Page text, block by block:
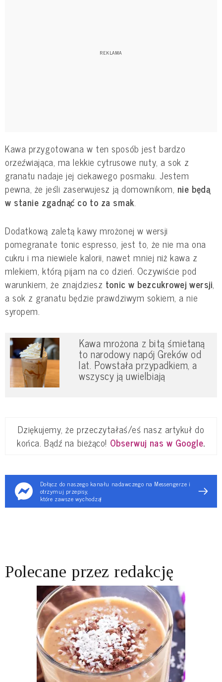
Kawa przygotowana w ten sposób jest bardzo
orzeźwiająca, ma lekkie cytrusowe nuty, a sok z
granatu nadaje jej ciekawego posmaku. Jestem
pewna, że jeśli zaserwujesz ją domownikom, nie będą
w stanie zgadnąć co to za smak.
Dodatkową zaletą kawy mrożonej w wersji
pomegranate tonic espresso, jest to, że nie ma ona
cukru i ma niewiele kalorii, nawet mniej niż kawa z
mlekiem, którą pijam na co dzień. Oczywiście pod
warunkiem, że znajdziesz tonic w bezcukrowej wersji,
a sok z granatu będzie prawdziwym sokiem, a nie
syropem.
Kawa mrożona z bitą śmietaną
to narodowy napój Greków od
lat. Powstała przypadkiem, a
wszyscy ją uwielbiają
Dziękujemy, że przeczytałaś/eś nasz artykuł do
końca. Bądź na bieżąco! Obserwuj nas w Google.
Dołącz do naszego kanału nadawczego na Messengerze i
otrzymuj przepisy,
które zawsze wychodzą!
Polecane przez redakcję